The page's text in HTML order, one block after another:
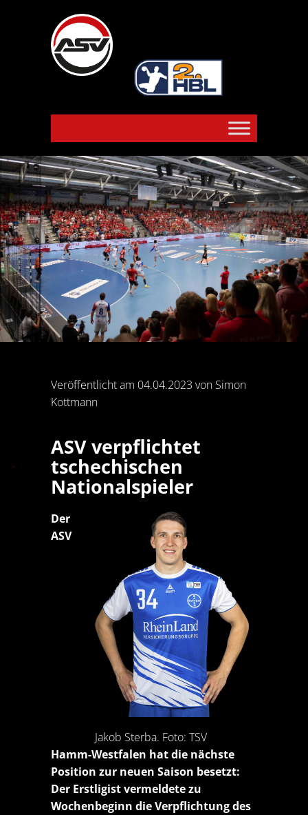
Veröffentlicht am 04.04.2023 von Simon
Kottmann
ASV verpflichtet
tschechischen
Nationalspieler
Jakob Sterba. Foto: TSV
Der
ASV
Hamm-Westfalen hat die nächste
Position zur neuen Saison besetzt:
Der Erstligist vermeldete zu
Wochenbeginn die Verpflichtung des